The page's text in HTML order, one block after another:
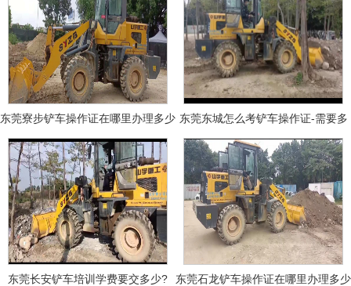
东莞寮步铲车操作证在哪里办理多少
钱
东莞东城怎么考铲车操作证-需要多
少钱?
东莞长安铲车培训学费要交多少?
东莞石龙铲车操作证在哪里办理多少